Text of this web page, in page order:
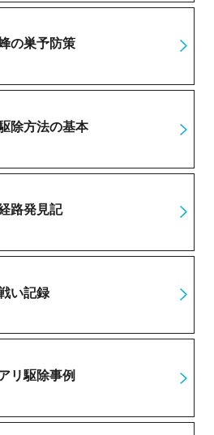
の巣予防策
除方法の基本
路発見記
い記録
リ駆除事例